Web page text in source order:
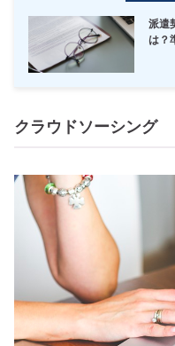
派遣
は？
クラウドソーシング